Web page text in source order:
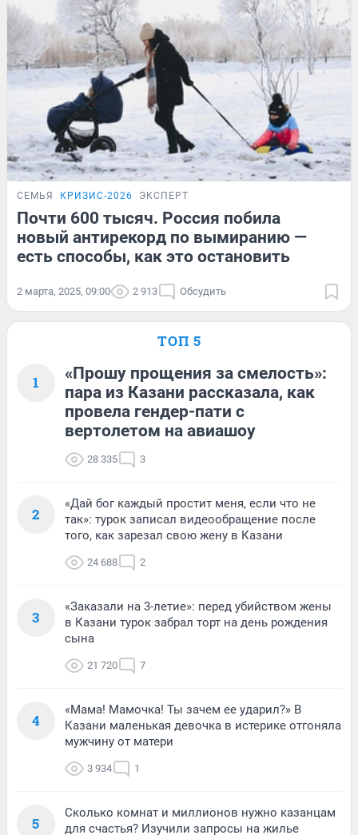
СЕМЬЯ КРИЗИС-2026 ЭКСПЕРТ
Почти 600 тысяч. Россия побила
новый антирекорд по вымиранию —
есть способы, как это остановить
2 марта, 2025, 09:00 2 913 Обсудить
ТОП 5
1
«Прошу прощения за смелость»:
пара из Казани рассказала, как
провела гендер-пати с
вертолетом на авиашоу
28 335 3
2
«Дай бог каждый простит меня, если что не
так»: турок записал видеообращение после
того, как зарезал свою жену в Казани
24 688 2
3
«Заказали на 3-летие»: перед убийством жены
в Казани турок забрал торт на день рождения
сына
21 720 7
4
«Мама! Мамочка! Ты зачем ее ударил?» В
Казани маленькая девочка в истерике отгоняла
мужчину от матери
3 934 1
5
Сколько комнат и миллионов нужно казанцам
для счастья? Изучили запросы на жилье